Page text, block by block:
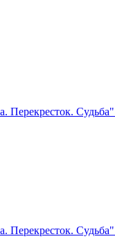
Судьба"
Судьба"